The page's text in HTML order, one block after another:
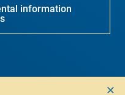
information